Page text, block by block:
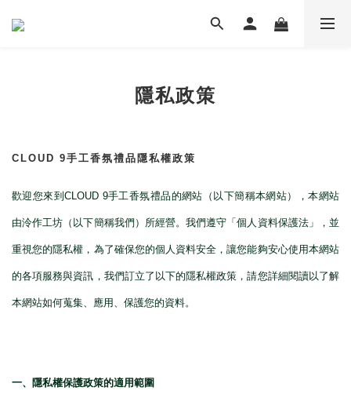
隱私政策
CLOUD 9手工香氛禮品隱私權政策
歡迎您來到CLOUD 9手工香氛禮品的網站（以下簡稱本網站），本網站
由泠作工坊（以下簡稱我們）所經營。我們遵守「個人資料保護法」，並
重視您的隱私權，為了確保您的個人資料安全，讓您能夠安心使用本網站
的各項服務與資訊，我們訂立了以下的隱私權政策，請您詳細閱讀以了解
本網站如何蒐集、應用、保護您的資料。
一、隱私權保護政策的適用範圍